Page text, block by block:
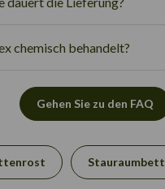
chemisch behandelt?
Gehen Sie zu den FAQ
Stauraumbett